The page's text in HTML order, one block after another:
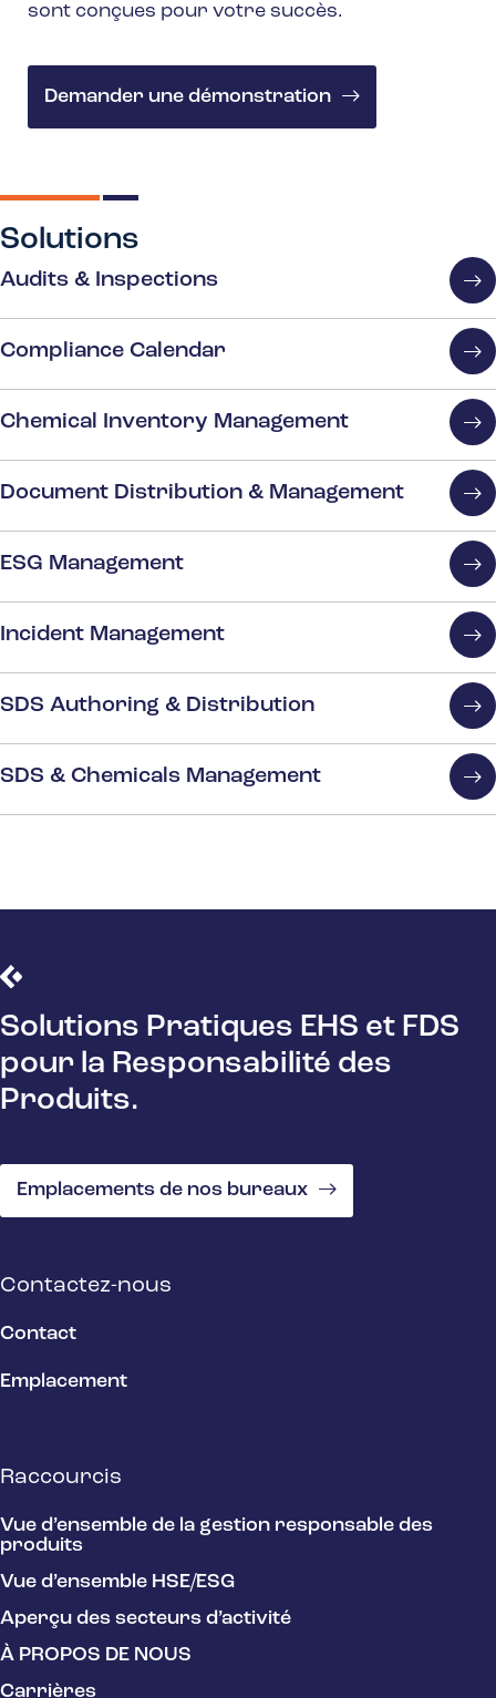
sont conçues pour votre succès.
Demander une démonstration
Solutions
Audits & Inspections
Compliance Calendar
Chemical Inventory Management
Document Distribution & Management
ESG Management
Incident Management
SDS Authoring & Distribution
SDS & Chemicals Management
Solutions Pratiques EHS et FDS
pour la Responsabilité des
Produits.
Emplacements de nos bureaux
Contactez-nous
Contact
Emplacement
Raccourcis
Vue d’ensemble de la gestion responsable des
produits
Vue d’ensemble HSE/ESG
Aperçu des secteurs d’activité
À PROPOS DE NOUS
Carrières